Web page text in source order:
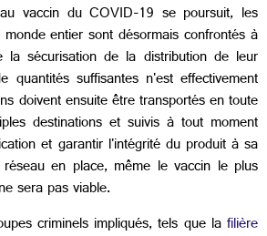
vaccin du COVID-19 se poursuit, les
entier sont désormais confrontés à
la sécurisation de la distribution de leur
quantités suffisantes n'est effectivement
doivent ensuite être transportés en toute
destinations et suivis à tout moment
et garantir l'intégrité du produit à sa
en place, même le vaccin le plus
sera pas viable.
criminels impliqués, tels que lafilière